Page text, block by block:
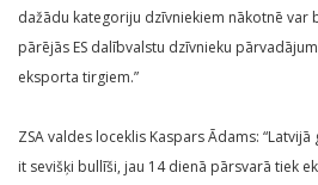
dažādu kategoriju dzīvniekiem nākotnē var
pārējās ES dalībvalstu dzīvnieku
eksporta tirgiem.”
ZSA valdes loceklis Kaspars Ādams:
it sevišķi bullīši, jau 14 dienā pārsvarā tiek